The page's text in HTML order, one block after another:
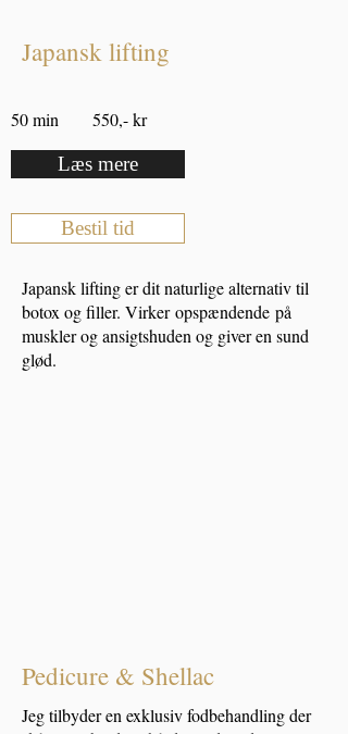
Japansk lifting
50 min 550,- kr
Læs mere
Bestil tid
Japansk lifting er dit naturlige alternativ til
botox og filler. Virkeropspændende på
muskler og ansigtshuden og giver en sund
glød.
Pedicure & Shellac
Jeg tilbyder en exklusiv fodbehandling der